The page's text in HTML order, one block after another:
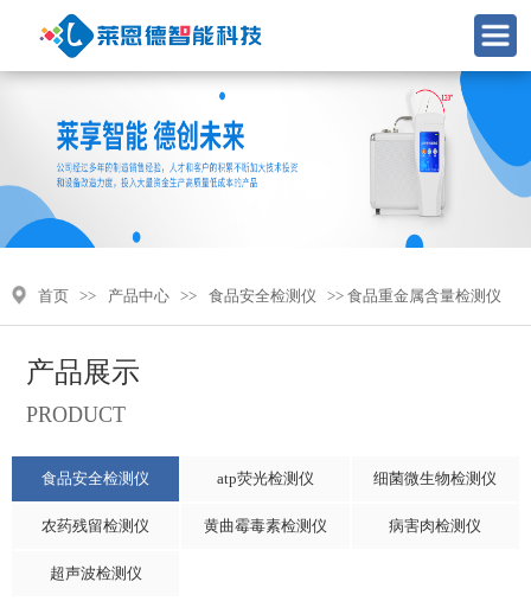
首页 >> 产品中心 >> 食品安全检测仪 >> 食品重金属含量检测仪
产品展示
PRODUCT
食品安全检测仪 atp荧光检测仪 细菌微生物检测仪
农药残留检测仪 黄曲霉毒素检测仪 病害肉检测仪
超声波检测仪